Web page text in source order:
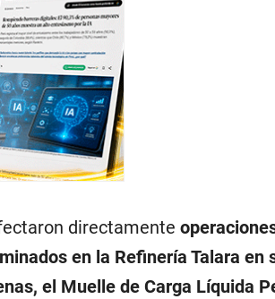
directamente
en la Refinería Talara en
el Muelle de Carga Líquida